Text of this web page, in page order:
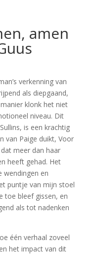
amen
verkenning van
als diepgaand,
klonk het niet
niveau. Dit
is een krachtig
van Paige duikt, Voor
meer dan haar
heeft gehad. Het
wendingen en
puntje van mijn stoel
toe bleef gissen, en
als tot nadenken
één verhaal zoveel
het impact van dit